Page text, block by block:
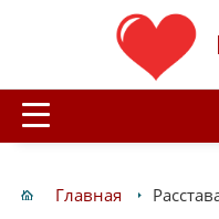
Главная